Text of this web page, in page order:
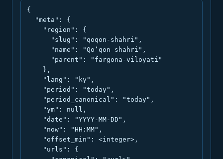
{
  "meta": {
    "region": {
      "slug": "qoqon-shahri",
      "name": "Qo‘qon shahri",
      "parent": "fargona-viloyati"
    },
    "lang": "ky",
    "period": "today",
    "period_canonical": "today",
    "ym": null,
    "date": "YYYY-MM-DD",
    "now": "HH:MM",
    "offset_min": <integer>,
    "urls": {